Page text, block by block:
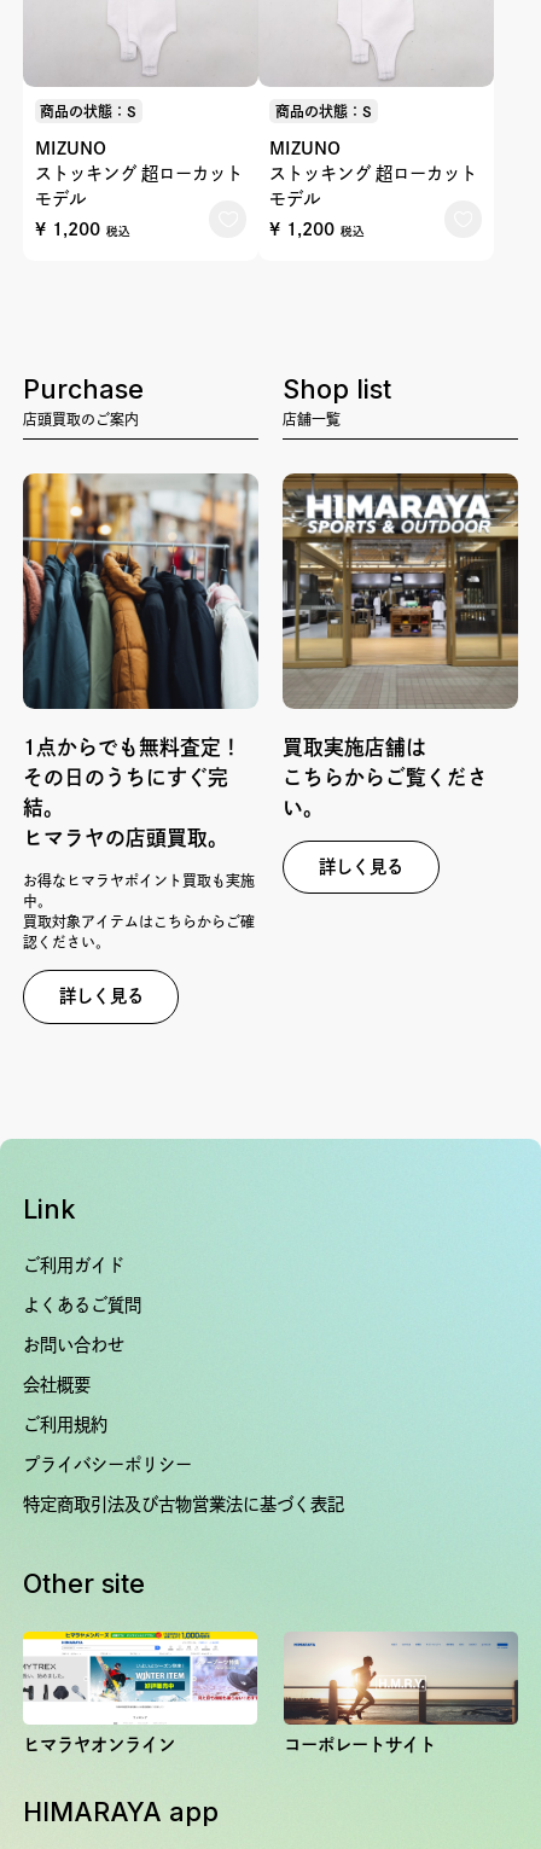
商品の状態：S
MIZUNO
ストッキング 超ローカット
モデル
¥ 1,200 税込
商品の状態：S
MIZUNO
ストッキング 超ローカット
モデル
¥ 1,200税込
Purchase
店頭買取のご案内
1点からでも無料査定！
その日のうちにすぐ完
結。
ヒマラヤの店頭買取。
お得なヒマラヤポイント買取も実施
中。
買取対象アイテムはこちらからご確
認ください。
詳しく見る
Shop list
店舗一覧
買取実施店舗は
こちらからご覧くださ
い。
詳しく見る
Link
ご利用ガイド
よくあるご質問
お問い合わせ
会社概要
ご利用規約
プライバシーポリシー
特定商取引法及び古物営業法に基づく表記
Other site
ヒマラヤオンライン コーポレートサイト
HIMARAYA app